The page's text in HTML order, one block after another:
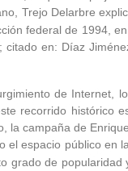
Trejo Delarbre
federal de 1994,
en: Díaz
de Internet,
recorrido histórico
campaña de
el espacio público en
de